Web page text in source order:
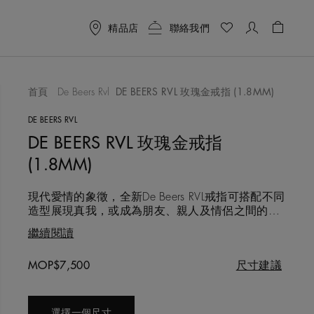
精品店 聯絡我們
品
首頁 De Beers Rvl DE BEERS RVL 玫瑰金戒指 (1.8MM)
DE BEERS RVL
DE BEERS RVL 玫瑰金戒指
(1.8MM)
現代愛情的象徵，全新De Beers RVL戒指可搭配不同
造型展現真我，或成為朋友、親人及情侶之間的信
上一枚美鑽，以大自然最珍貴的寶藏賦予佩戴者象
繼續閱讀
Original price
MOP$7,500 尺寸建議